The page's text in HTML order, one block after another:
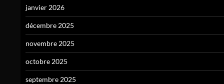
janvier 2026
décembre 2025
novembre 2025
octobre 2025
septembre 2025